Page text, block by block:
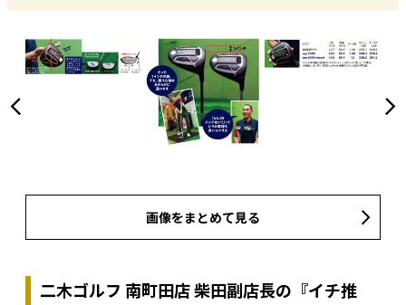
画像をまとめて見る
二木ゴルフ 南町田店 柴田副店長の『イチ推